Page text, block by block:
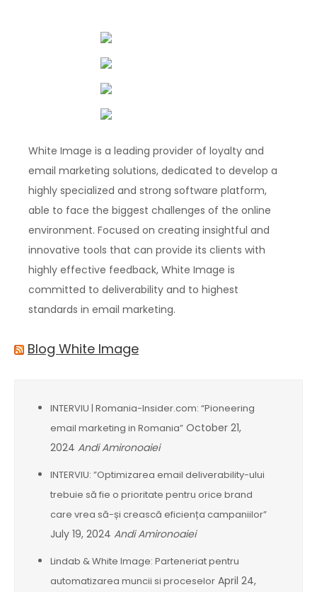
White Image is a leading provider of loyalty and
email marketing solutions, dedicated to develop a
highly specialized and strong software platform,
able to face the biggest challenges of the online
environment. Focused on creating insightful and
innovative tools that can provide its clients with
highly effective feedback, White Image is
committed to deliverability and to highest
standards in email marketing.
Blog White Image
INTERVIU | Romania-Insider.com: “Pioneering
email marketing in Romania” October 21,
2024 Andi Amironoaiei
INTERVIU: ”Optimizarea email deliverability-ului
trebuie să fie o prioritate pentru orice brand
care vrea să-și crească eficiența campaniilor”
July 19, 2024 Andi Amironoaiei
Lindab & White Image: Parteneriat pentru
automatizarea muncii si proceselor April 24,